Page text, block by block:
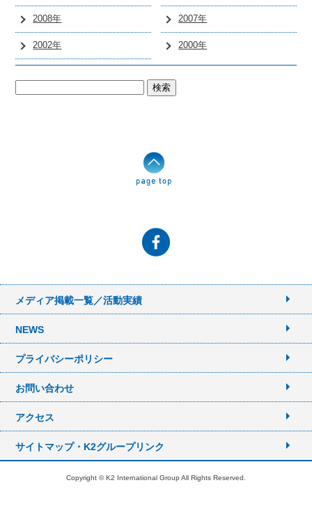
2008年 2007年
2002年 2000年
メディア掲載一覧／活動実績
NEWS
プライバシーポリシー
お問い合わせ
アクセス
サイトマップ・K2グループリンク
Copyright © K2 International Group All Rights Reserved.